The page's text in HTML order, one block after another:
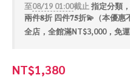
至08/19 01:00截止 指定分類
兩件𝟖折 四件𝟕𝟓折💫（本優惠
全店，全館滿NT$3,000，免運
NT$1,380